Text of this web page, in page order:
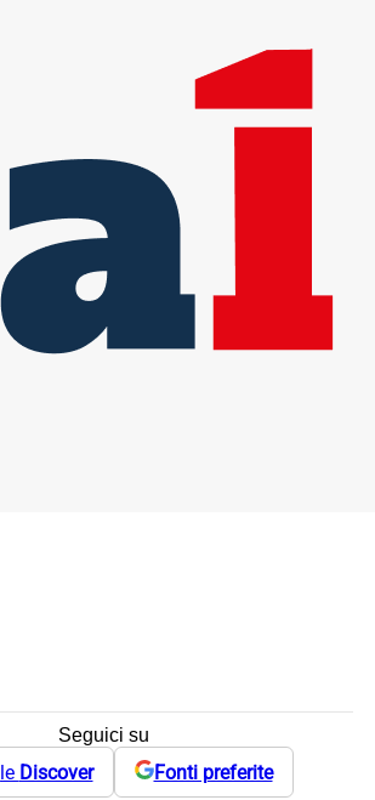
Seguici su
Discover Fonti preferite